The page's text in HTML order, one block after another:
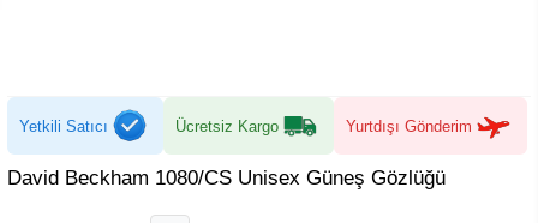
Yetkili Satıcı Ücretsiz Kargo Yurtdışı Gönderim
David Beckham 1080/CS Unisex Güneş Gözlüğü